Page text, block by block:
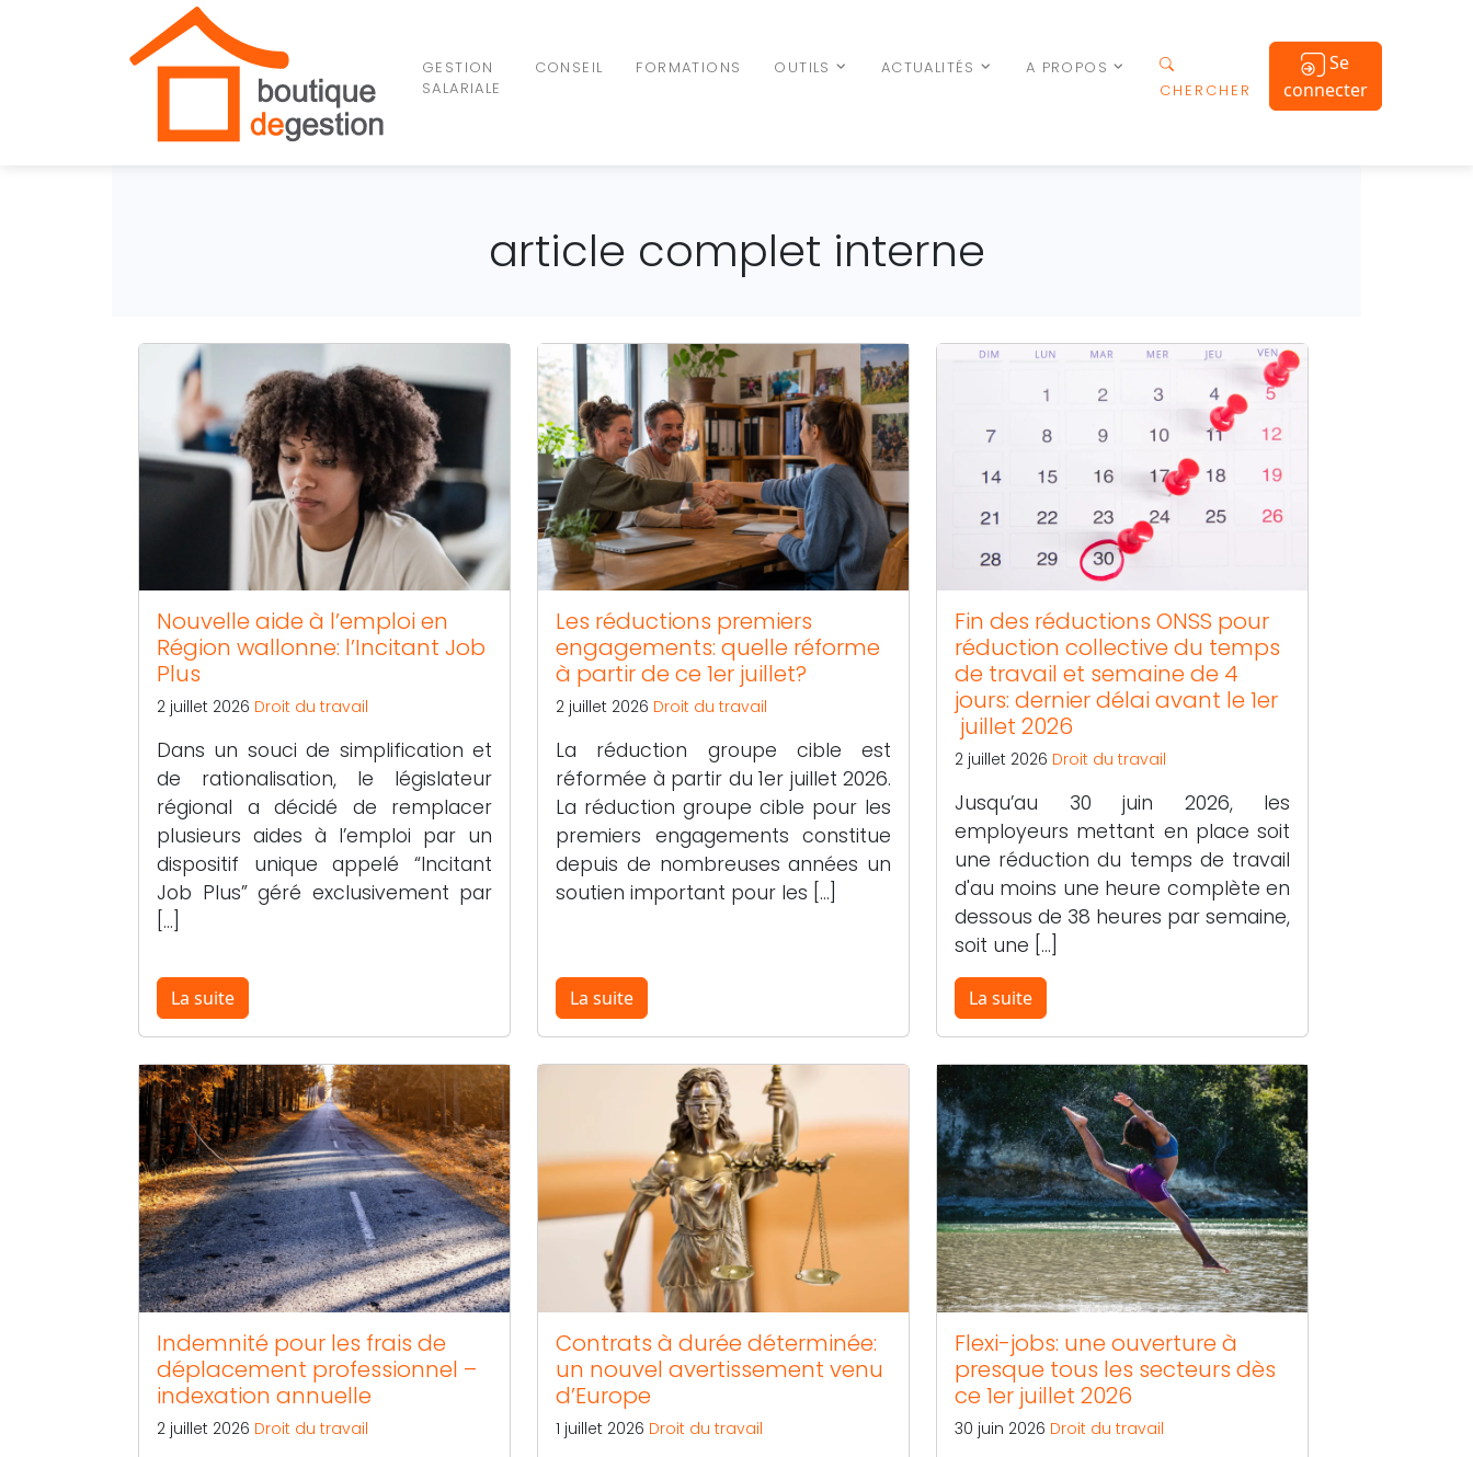
GESTION
SALARIALE
CONSEIL FORMATIONS OUTILS ACTUALITÉS
A PROPOS
CHERCHER
Se
connecter
article complet interne
Nouvelle aide à l’emploi en
Région wallonne: l’Incitant Job
Plus
2 juillet 2026 Droit du travail
Dans un souci de simplification et
de rationalisation, le législateur
régional a décidé de remplacer
plusieurs aides à l’emploi par un
dispositif unique appelé “Incitant
Job Plus” géré exclusivement par
[…]
La suite
Les réductions premiers
engagements: quelle réforme
à partir de ce 1er juillet?
2 juillet 2026 Droit du travail
La réduction groupe cible est
réformée à partir du 1er juillet 2026.
La réduction groupe cible pour les
premiers engagements constitue
depuis de nombreuses années un
soutien important pour les […]
La suite
Fin des réductions ONSS pour
réduction collective du temps
de travail et semaine de 4
jours: dernier délai avant le 1er
juillet 2026
2 juillet 2026 Droit du travail
Jusqu’au 30 juin 2026, les
employeurs mettant en place soit
une réduction du temps de travail
d'au moins une heure complète en
dessous de 38 heures par semaine,
soit une […]
La suite
Indemnité pour les frais de
déplacement professionnel –
indexation annuelle
2 juillet 2026 Droit du travail
Contrats à durée déterminée:
un nouvel avertissement venu
d’Europe
1 juillet 2026 Droit du travail
Flexi-jobs: une ouverture à
presque tous les secteurs dès
ce 1er juillet 2026
30 juin 2026 Droit du travail